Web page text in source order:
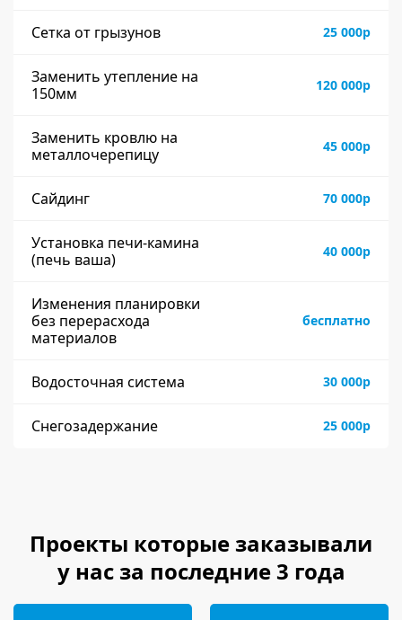
Сетка от грызунов 25 000р
Заменить утепление на
150мм
120 000р
Заменить кровлю на
металлочерепицу
45 000р
Сайдинг 70 000р
Установка печи-камина
(печь ваша)
40 000р
Изменения планировки
без перерасхода
материалов
бесплатно
Водосточная система 30 000р
Снегозадержание 25 000р
Проекты которые заказывали
у нас за последние 3 года